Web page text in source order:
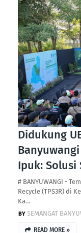
Didukung
Ipuk: Solusi
# BANYUWANGI -
Recycle (TPS3R) di
Ka…
SEMANGAT
READ MORE »